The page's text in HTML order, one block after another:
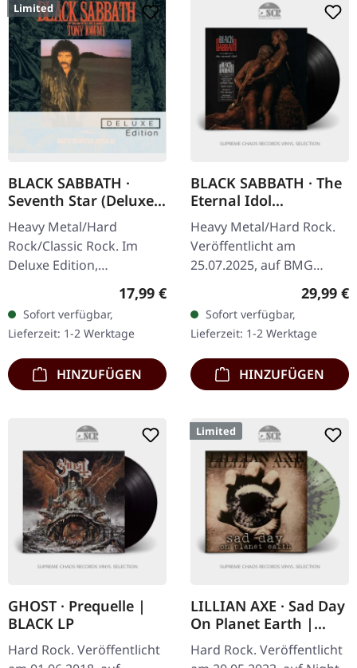
Limited
BLACK SABBATH ·
Seventh Star (Deluxe
Edition) | DELUXE 2CD
Heavy Metal/Hard
Rock/Classic Rock. Im
Deluxe Edition,
16.11.2010, auf Sanctuary
Records. 2CD Deluxe
Edition Set. Limitierte
Deluxe…
Regulärer Preis:
17,99 €
Sofort verfügbar,
Lieferzeit: 1-2 Werktage
HINZUFÜGEN
BLACK SABBATH · The
Eternal Idol
(Remastered) | BLACK
LP
Heavy Metal/Hard Rock.
Veröffentlicht am
25.07.2025, auf BMG
Rights Management.
Schwarzes Vinyl. 2025
Remaster. Als Black
Sabbath 1987 "The
Eternal…
29,99 €
Sofort verfügbar,
Lieferzeit: 1-2 Werktage
HINZUFÜGEN
GHOST · Prequelle |
BLACK LP
Hard Rock. Veröffentlicht
Limited
LILLIAN AXE · Sad Day
On Planet Earth |
CLEAR GREEN/GREY
SPLATTER 2LP
Hard Rock. Veröffentlicht